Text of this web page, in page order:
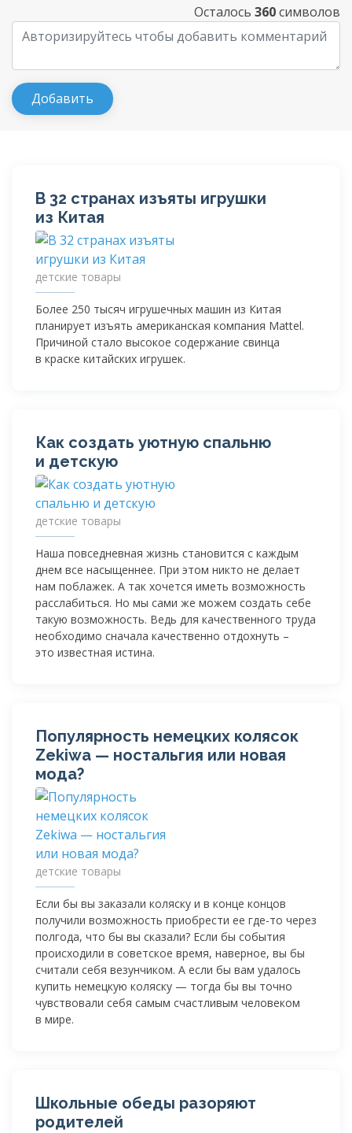
Осталось 360символов
В 32 странах изъяты игрушки
из Китая
детские товары
Более 250 тысяч игрушечных машин из Китая
планирует изъять американская компания Mattel.
Причиной стало высокое содержание свинца
в краске китайских игрушек.
Как создать уютную спальню
и детскую
детские товары
Наша повседневная жизнь становится с каждым
днем все насыщеннее. При этом никто не делает
нам поблажек. А так хочется иметь возможность
расслабиться. Но мы сами же можем создать себе
такую возможность. Ведь для качественного труда
необходимо сначала качественно отдохнуть –
это известная истина.
Популярность немецких колясок
Zekiwa — ностальгия или новая
мода?
детские товары
Если бы вы заказали коляску и в конце концов
получили возможность приобрести ее где-то через
полгода, что бы вы сказали? Если бы события
происходили в советское время, наверное, вы бы
считали себя везунчиком. А если бы вам удалось
купить немецкую коляску — тогда бы вы точно
чувствовали себя самым счастливым человеком
в мире.
Школьные обеды разоряют
родителей